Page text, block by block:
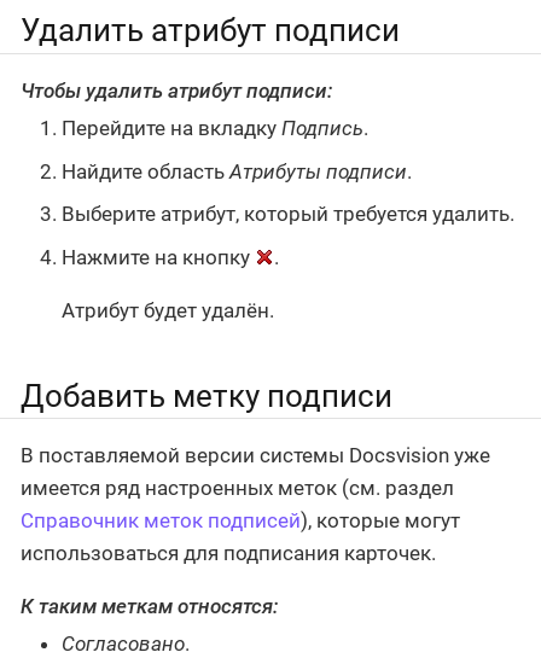
Удалить атрибут подписи
Чтобы удалить атрибут подписи:
Перейдите на вкладку Подпись.
Найдите область Атрибуты подписи.
Выберите атрибут, который требуется удалить.
Нажмите на кнопку
.
Атрибут будет удалён.
Добавить метку подписи
В поставляемой версии системы Docsvision уже
имеется ряд настроенных меток (см. раздел
Справочник меток подписей), которые могут
использоваться для подписания карточек.
К таким меткам относятся:
Согласовано.